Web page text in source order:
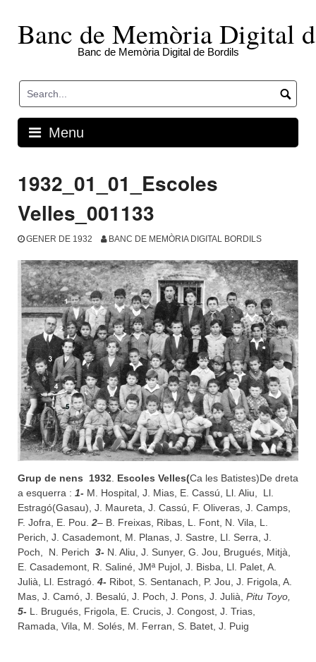
contentBanc de Memòria Digital
Banc de Memòria Digital de Bordils
Menu
1932_01_01_Escoles
Velles_001133
GENER DE 1932 BANC DE MEMÒRIA DIGITAL BORDILS
Grup de nens 1932. Escoles Velles(Ca les Batistes)De dreta
a esquerra : 1- M. Hospital, J. Mias, E. Cassú, Ll. Aliu, Ll.
Estragó(Gasau), J. Maureta, J. Cassú, F. Oliveras, J. Camps,
F. Jofra, E. Pou.2– B. Freixas, Ribas, L. Font, N. Vila, L.
Perich, J. Casademont, M. Planas, J. Sastre, Ll. Serra, J.
Poch, N. Perich 3- N. Aliu, J. Sunyer, G. Jou, Brugués, Mitjà,
E. Casademont, R. Saliné, JMª Pujol, J. Bisba, Ll. Palet, A.
Julià, Ll. Estragó. 4- Ribot, S. Sentanach, P. Jou, J. Frigola, A.
Mas, J. Camó, J. Besalú, J. Poch, J. Pons, J. Julià, Pitu Toyo,
5- L. Brugués, Frigola, E. Crucis, J. Congost, J. Trias,
Ramada, Vila, M. Solés, M. Ferran, S. Batet, J. Puig